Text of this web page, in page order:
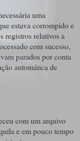
uma
estava corrompido e
registros relativos a
com sucesso,
parados por conta
automática de
com um arquivo
e em pouco tempo